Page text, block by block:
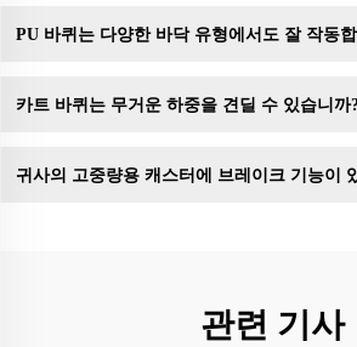
PU 바퀴는 다양한 바닥 유형에서도 잘 작동
카트 바퀴는 무거운 하중을 견딜 수 있습니까
귀사의 고중량용 캐스터에 브레이크 기능이
관련 기사